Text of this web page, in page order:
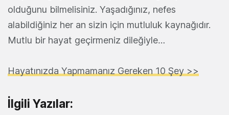
olduğunu bilmelisiniz. Yaşadığınız, nefes
alabildiğiniz her an sizin için mutluluk kaynağıdır.
Mutlu bir hayat geçirmeniz dileğiyle…
Hayatınızda Yapmamanız Gereken 10 Şey >>
İlgili Yazılar: